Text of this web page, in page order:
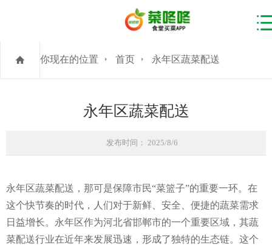
你现在的位置 首页 永年区蔬菜配送
永年区蔬菜配送
发布时间： 2025/8/6
永年区蔬菜配送，那可是保障市民“菜篮子”的重要一环。在
这个快节奏的时代，人们对于新鲜、安全、便捷的蔬菜需求
日益增长。永年区作为河北省邯郸市的一个重要区域，其蔬
菜配送行业在近年来发展迅速，形成了独特的生态链。这个